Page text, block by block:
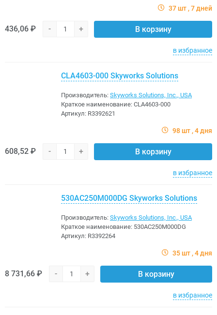
37 шт 7 дней
436,06 ₽ - + В корзину
в избранное
CLA4603-000 Skyworks Solutions
Производитель: Skyworks Solutions, Inc., USA
Краткое наименование: CLA4603-000
Артикул: R3392621
98 шт 4 дня
608,52 ₽ - + В корзину
в избранное
530AC250M000DG Skyworks Solutions
Производитель: Skyworks Solutions, Inc., USA
Краткое наименование: 530AC250M000DG
Артикул: R3392264
35 шт 4 дня
8 731,66 ₽ - + В корзину
в избранное